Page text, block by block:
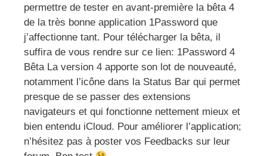
permettre de tester en avant-première la bêta 4
de la très bonne application 1Password que
j’affectionne tant. Pour télécharger la bêta, il
suffira de vous rendre sur ce lien: 1Password 4
Bêta La version 4 apporte son lot de nouveauté,
notamment l’icône dans la Status Bar qui permet
presque de se passer des extensions
navigateurs et qui fonctionne nettement mieux et
bien entendu iCloud. Pour améliorer l’application;
n’hésitez pas à poster vos Feedbacks sur leur